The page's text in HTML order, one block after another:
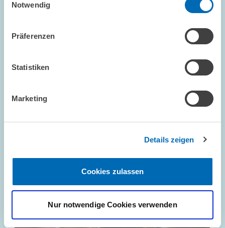
Notwendig
Präferenzen
Statistiken
Marketing
Details zeigen
Cookies zulassen
Nur notwendige Cookies verwenden
GESCHÄFTSFÜHRUNG
Bild
vergrößerter